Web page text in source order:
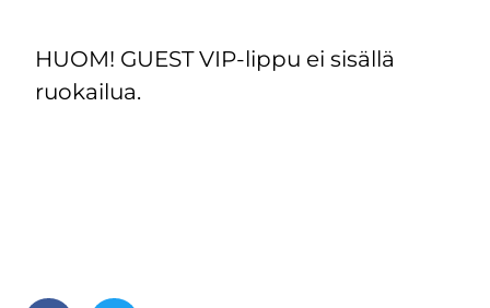
HUOM! GUEST VIP-lippu ei sisällä
ruokailua.